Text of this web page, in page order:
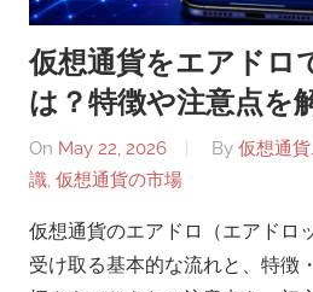
仮想通貨をエアドロ
は？特徴や注意点を
On May 22, 2026 By 仮想通
識, 仮想通貨の市場
仮想通貨のエアドロ（エアドロ
受け取る基本的な流れと、特徴